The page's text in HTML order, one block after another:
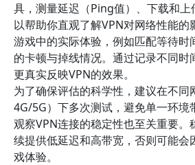
具，测量延迟（Ping值）、下载和
以帮助你直观了解VPN对网络性能的
游戏中的实际体验，例如匹配等待时
的卡顿与掉线情况。通过记录不同时
更真实反映VPN的效果。
为了确保评估的科学性，建议在不同
4G/5G）下多次测试，避免单一环境
观察VPN连接的稳定性也至关重要。
续提供低延迟和高带宽，否则可能会
戏体验。